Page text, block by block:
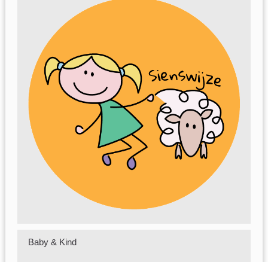
Baby & Kind